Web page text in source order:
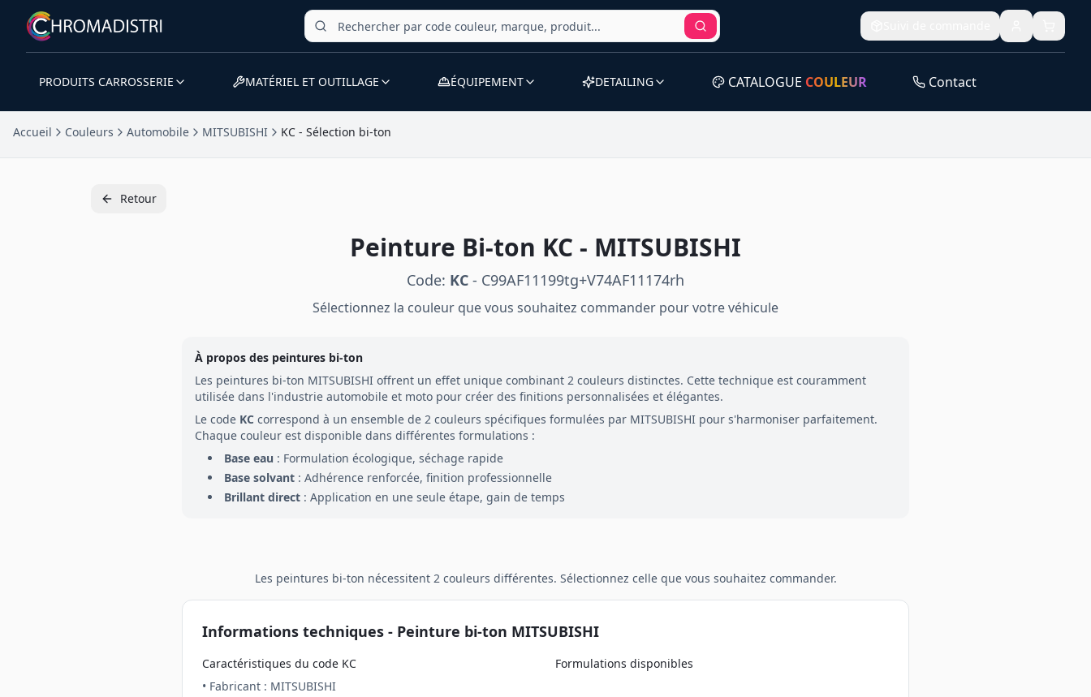
PRODUITS CARROSSERIE MATÉRIEL ET OUTILLAGE ÉQUIPEMENT DETAILING CATALOGUE COULEUR Contact
Accueil Couleurs Automobile MITSUBISHI KC - Sélection bi-ton
Retour
Peinture Bi-ton KC - MITSUBISHI
Code: KC - C99AF11199tg+V74AF11174rh
Sélectionnez la couleur que vous souhaitez commander pour votre véhicule
À propos des peintures bi-ton
Les peintures bi-ton MITSUBISHI offrent un effet unique combinant 2 couleurs distinctes. Cette technique est couramment
utilisée dans l'industrie automobile et moto pour créer des finitions personnalisées et élégantes.
Le code KC correspond à un ensemble de 2 couleurs spécifiques formulées par MITSUBISHI pour s'harmoniser parfaitement.
Chaque couleur est disponible dans différentes formulations :
Base eau : Formulation écologique, séchage rapide
Base solvant : Adhérence renforcée, finition professionnelle
Brillant direct : Application en une seule étape, gain de temps
Les peintures bi-ton nécessitent 2couleurs différentes. Sélectionnez celle que vous souhaitez commander.
Informations techniques - Peinture bi-ton MITSUBISHI
Caractéristiques du code KC
• Fabricant : MITSUBISHI
Formulations disponibles